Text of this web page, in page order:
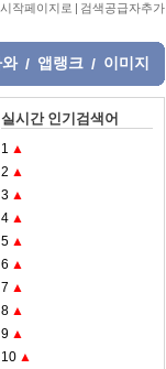
시작페이지로 | 검색공급자추가
/ 앱랭크 / 이미지
실시간 인기검색어
1 ▲
2 ▲
3 ▲
4 ▲
5 ▲
6 ▲
7 ▲
8 ▲
9 ▲
10 ▲